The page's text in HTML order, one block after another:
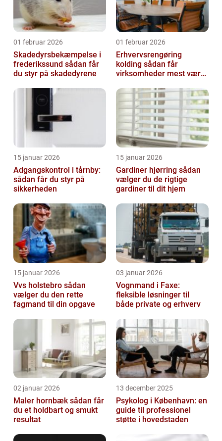
01 februar 2026
Skadedyrsbekæmpelse i
frederikssund sådan får
du styr på skadedyrene
01 februar 2026
Erhvervsrengøring
kolding sådan får
virksomheder mest værdi
15 januar 2026
Adgangskontrol i tårnby:
sådan får du styr på
sikkerheden
15 januar 2026
Gardiner hjørring sådan
vælger du de rigtige
gardiner til dit hjem
15 januar 2026
Vvs holstebro sådan
vælger du den rette
fagmand til din opgave
03 januar 2026
Vognmand i Faxe:
fleksible løsninger til
både private og erhverv
02 januar 2026
Maler hornbæk sådan får
du et holdbart og smukt
resultat
13 december 2025
Psykolog i København: en
guide til professionel
støtte i hovedstaden